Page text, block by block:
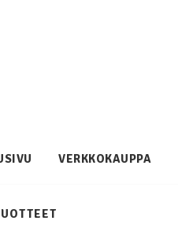
VERKKOKAUPPA